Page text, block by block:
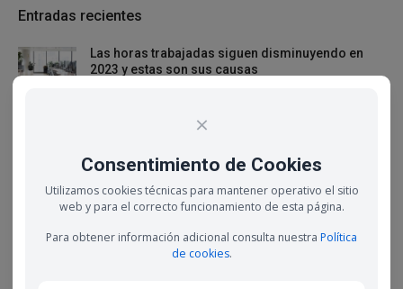
Entradas recientes
Las horas trabajadas siguen disminuyendo en
2023 y estas son sus causas
Los contratos de prácticas se convierten en
creemos
La desconexión digital, un derecho laboral que
cuesta cumplir
×
Consentimiento de Cookies
Utilizamos cookies técnicas para mantener operativo el sitio
web y para el correcto funcionamiento de esta página.
Para obtener información adicional consulta nuestra Política
de cookies.